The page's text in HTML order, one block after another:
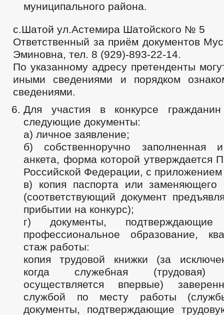
муниципального района.
с.Шатой ул.Астемира Шатойского № 5
Ответственный за приём документов
Эминовна, тел. 8 (929)-893-22-14.
По указанному адресу претенденты
иными сведениями и порядком
сведениями.
Для участия в конкурсе гражданин
следующие документы:
а) личное заявление;
б) собственноручно заполненная
анкета, форма которой утверждается
Российской Федерации, с
в) копия паспорта или заменяющего
(соответствующий документ
прибытии на конкурс);
г) документы, подтверждающие
профессиональное образование,
стаж работы:
копия трудовой книжки (за
когда служебная (трудовая)
осуществляется впервые)
службой по месту работы
документы, подтверждающие